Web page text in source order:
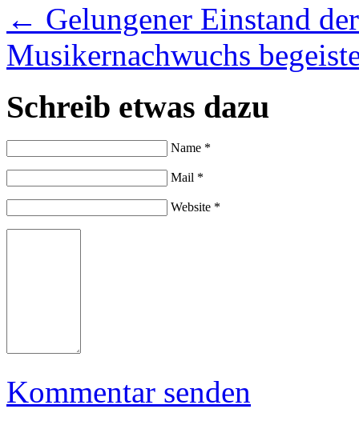
← Gelungener Einstand
Musikernachwuchs
Schreib etwas dazu
Name *
Mail *
Website *
Kommentar senden